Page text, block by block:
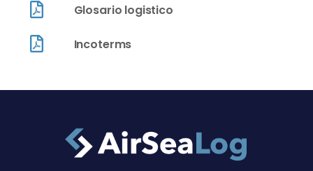
Glosario logistico
Incoterms